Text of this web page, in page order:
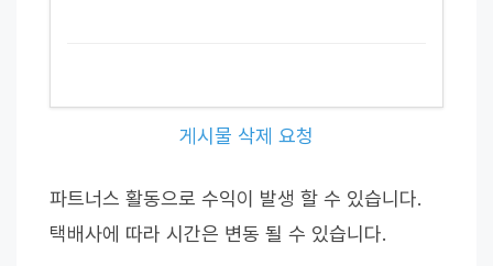
게시물 삭제 요청
파트너스 활동으로 수익이 발생 할 수 있습니다.
택배사에 따라 시간은 변동 될 수 있습니다.